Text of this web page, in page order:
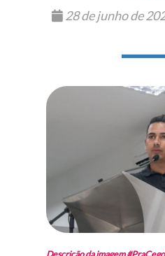
28 de junho de